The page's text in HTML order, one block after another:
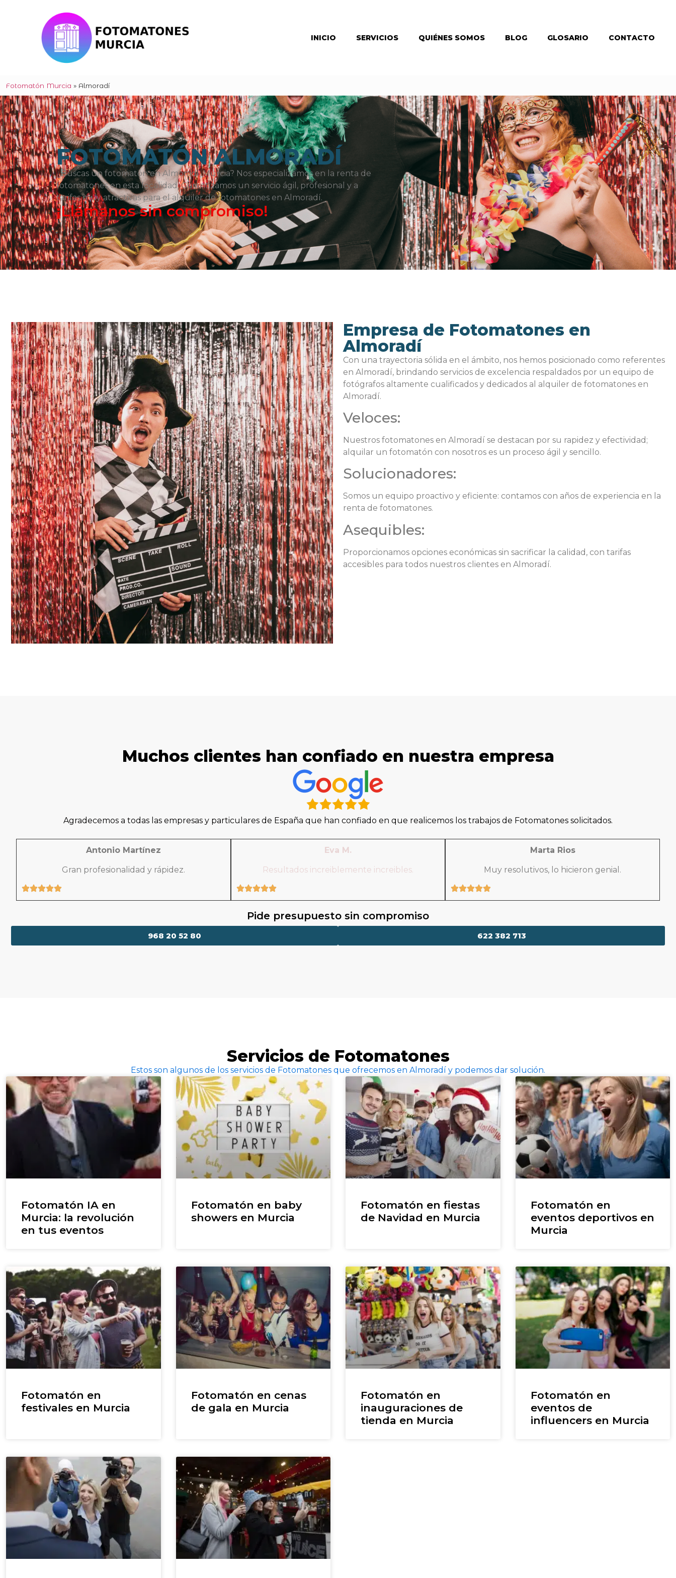
INICIO SERVICIOS QUIÉNES SOMOS BLOG GLOSARIO CONTACTO
Fotomatón Murcia » Almoradí
FOTOMATÓN ALMORADÍ
¿Buscas un fotomatón en Almoradí, Murcia? Nos especializamos en la renta de
fotomatones en esta localidad. Garantizamos un servicio ágil, profesional y a
tarifas muy atractivas para el alquiler de fotomatones en Almoradí.
¡Llámanos sin compromiso!
Empresa de Fotomatones en
Almoradí
Con una trayectoria sólida en el ámbito, nos hemos posicionado como referentes
en Almoradí, brindando servicios de excelencia respaldados por un equipo de
fotógrafos altamente cualificados y dedicados al alquiler de fotomatones en
Almoradí.
Veloces:
Nuestros fotomatones en Almoradí se destacan por su rapidez y efectividad;
alquilar un fotomatón con nosotros es un proceso ágil y sencillo.
Solucionadores:
Somos un equipo proactivo y eficiente: contamos con años de experiencia en la
renta de fotomatones.
Asequibles:
Proporcionamos opciones económicas sin sacrificar la calidad, con tarifas
accesibles para todos nuestros clientes en Almoradí.
Muchos clientes han confiado en nuestra empresa
Agradecemos a todas las empresas y particulares de España que han confiado en que realicemos los trabajos de Fotomatones solicitados.
Antonio Martínez
Gran profesionalidad y rápidez.
Eva M.
Resultados increiblemente increibles.
Marta Rios
Muy resolutivos, lo hicieron genial.
Pide presupuesto sin compromiso
622 382 713
968 20 52 80
Servicios de Fotomatones
Estos son algunos de los servicios de Fotomatones que ofrecemos en Almoradí y podemos dar solución.
Fotomatón IA en
Murcia: la revolución
en tus eventos
Fotomatón en baby
showers en Murcia
Fotomatón en fiestas
de Navidad en Murcia
Fotomatón en
eventos deportivos en
Murcia
Fotomatón en
festivales en Murcia
Fotomatón en cenas
de gala en Murcia
Fotomatón en
inauguraciones de
tienda en Murcia
Fotomatón en
eventos de
influencers en Murcia